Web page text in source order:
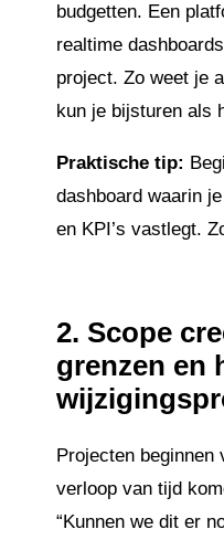
budgetten. Een
realtime
project. Zo weet je
kun je bijsturen als
Praktische tip:
dashboard waarin
en KPI’s vastlegt.
2. Scope
grenzen en
Projecten beginnen
verloop van tijd
“Kunnen we dit er